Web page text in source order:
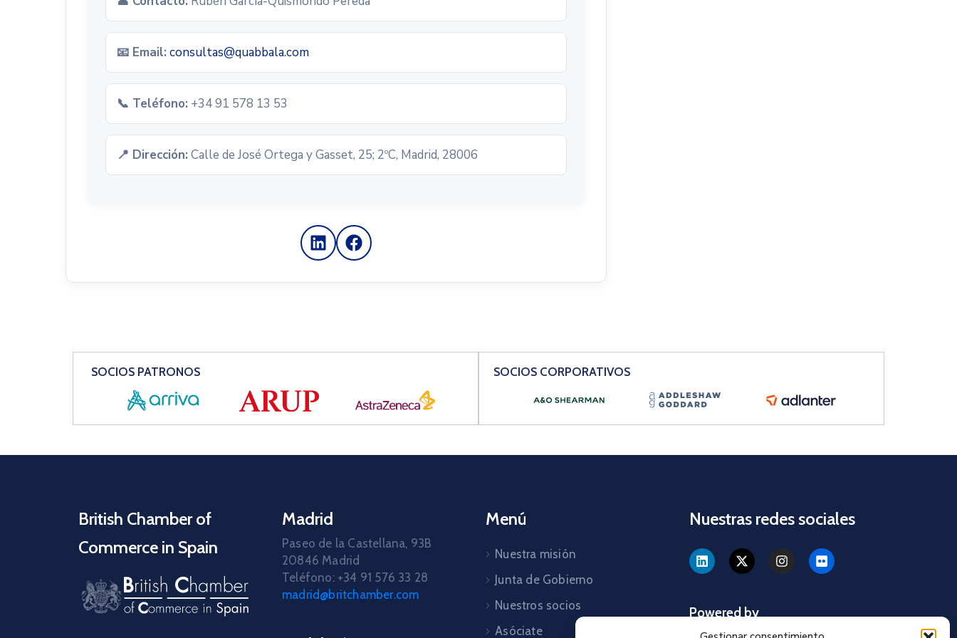
📧 Email: consultas@quabbala.com
📞 Teléfono: +34 91 578 13 53
📍 Dirección: Calle de José Ortega y Gasset, 25; 2ºC, Madrid, 28006
SOCIOS PATRONOS SOCIOS CORPORATIVOS
British Chamber of
Commerce in Spain
Madrid
Paseo de la Castellana, 93B
20846 Madrid
Teléfono: +34 91 576 33 28
madrid@britchamber.com
Menú
Nuestra misión
Junta de Gobierno
Nuestros socios
Asóciate
Nuestras redes sociales
Powered by